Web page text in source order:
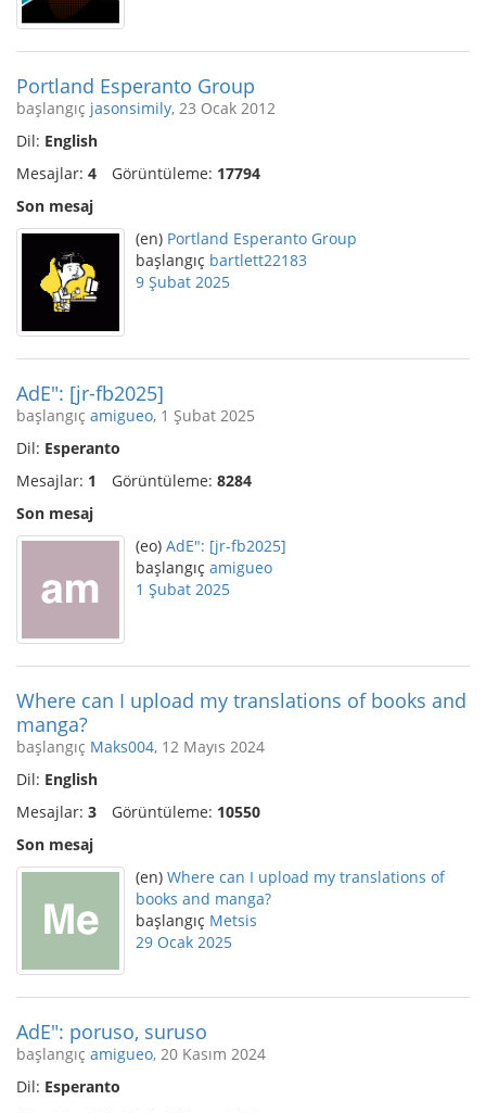
Portland Esperanto Group
başlangıç jasonsimily, 23 Ocak 2012
Dil: English
Mesajlar: 4 Görüntüleme: 17794
Son mesaj
(en) Portland Esperanto Group
başlangıç bartlett22183
9 Şubat 2025
AdE": [jr-fb2025]
başlangıç amigueo, 1 Şubat 2025
Dil: Esperanto
Mesajlar: 1 Görüntüleme: 8284
Son mesaj
(eo) AdE": [jr-fb2025]
başlangıç amigueo
1 Şubat 2025
Where can I upload my translations of books and
manga?
başlangıç Maks004, 12 Mayıs 2024
Dil: English
Mesajlar: 3 Görüntüleme: 10550
Son mesaj
(en) Where can I upload my translations of
books and manga?
başlangıç Metsis
29 Ocak 2025
AdE": poruso, suruso
başlangıç amigueo, 20 Kasım 2024
Dil: Esperanto